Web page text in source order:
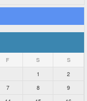
F S S
1
2
7 8
9